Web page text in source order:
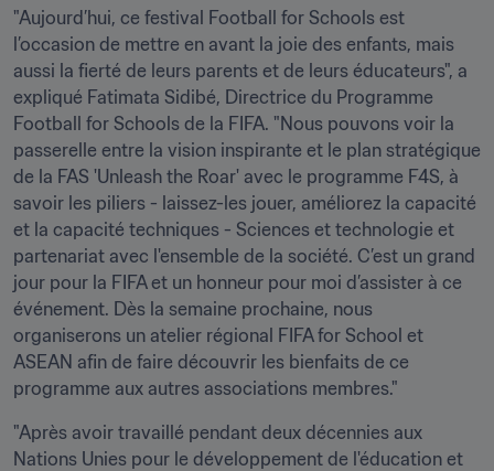
"Aujourd’hui, ce festival Football for Schools est
l’occasion de mettre en avant la joie des enfants, mais
aussi la fierté de leurs parents et de leurs éducateurs", a
expliqué Fatimata Sidibé, Directrice du Programme
Football for Schools de la FIFA. "Nous pouvons voir la
passerelle entre la vision inspirante et le plan stratégique
de la FAS 'Unleash the Roar' avec le programme F4S, à
savoir les piliers - laissez-les jouer, améliorez la capacité
et la capacité techniques - Sciences et technologie et
partenariat avec l'ensemble de la société. C’est un grand
jour pour la FIFA et un honneur pour moi d’assister à ce
événement. Dès la semaine prochaine, nous
organiserons un atelier régional FIFA for School et
ASEAN afin de faire découvrir les bienfaits de ce
programme aux autres associations membres."
"Après avoir travaillé pendant deux décennies aux
Nations Unies pour le développement de l'éducation et